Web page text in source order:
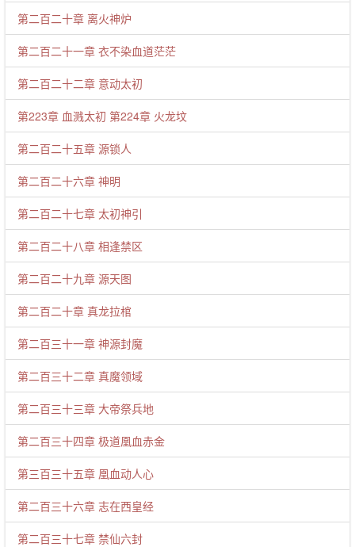
第二百二十章 离火神炉
第二百二十一章 衣不染血道茫茫
第二百二十二章 意动太初
第223章 血溅太初 第224章 火龙坟
第二百二十五章 源锁人
第二百二十六章 神明
第二百二十七章 太初神引
第二百二十八章 相逢禁区
第二百二十九章 源天图
第二百二十章 真龙拉棺
第二百三十一章 神源封魔
第二百三十二章 真魔领域
第二百三十三章 大帝祭兵地
第二百三十四章 极道凰血赤金
第三百三十五章 凰血动人心
第二百三十六章 志在西皇经
第二百三十七章 禁仙六封